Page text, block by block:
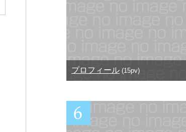
プロフィール (15pv)